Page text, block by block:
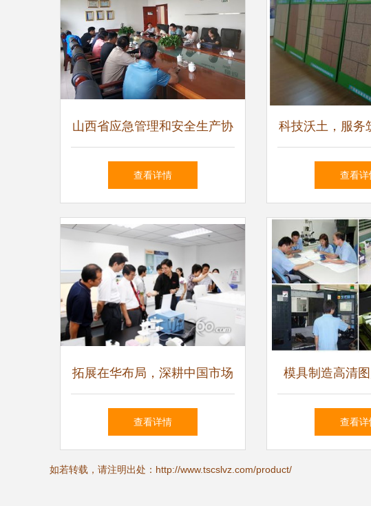
山西省应急管理和安全生产协
会组织专家开展技术服务，筑
查看详情
科技沃土，服
持续优化科技型
查看详
拓展在华布局，深耕中国市场
赛默飞世尔科技中国技术中心
查看详情
模具制造高清
信现代设计制造
查看详
如若转载，请注明出处：http://www.tscslvz.com/product/